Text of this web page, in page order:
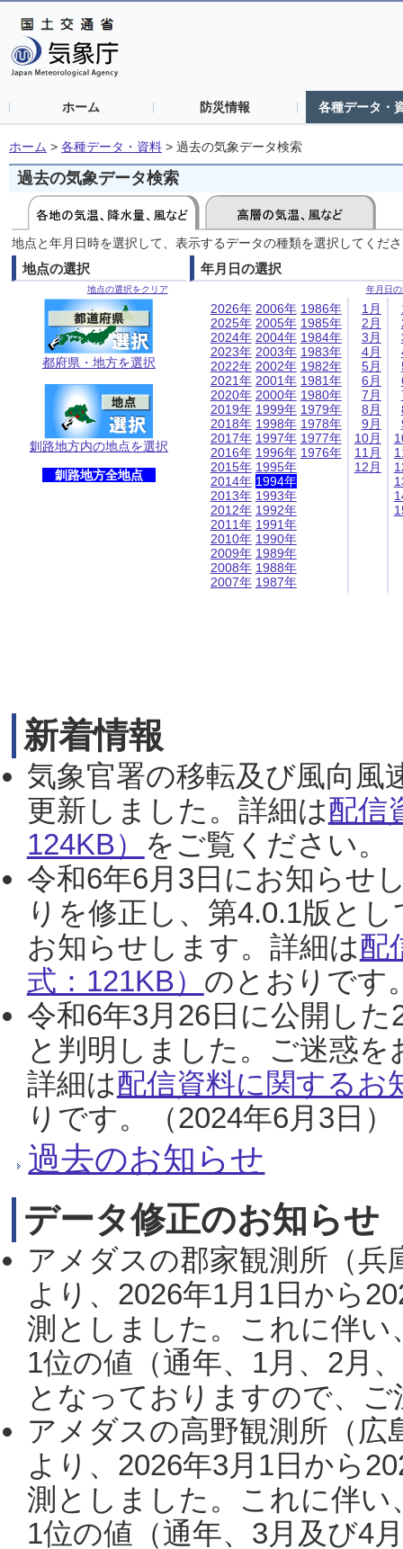
ホーム 防災情報 各種データ・
ホーム > 各種データ・資料 > 過去の気象データ検索
過去の気象データ検索
地点と年月日時を選択して、表示するデータの種類を選択してくだ
地点の選択
地点の選択をクリア
都府県・地方を選択
釧路地方内の地点を選択
釧路地方全地点
年月日の選択
年月日
2026年
2025年
2024年
2023年
2022年
2021年
2020年
2019年
2018年
2017年
2016年
2015年
2014年
2013年
2012年
2011年
2010年
2009年
2008年
2007年
2006年
2005年
2004年
2003年
2002年
2001年
2000年
1999年
1998年
1997年
1996年
1995年
1994年
1993年
1992年
1991年
1990年
1989年
1988年
1987年
1986年
1985年
1984年
1983年
1982年
1981年
1980年
1979年
1978年
1977年
1976年
1月
2月
3月
4月
5月
6月
7月
8月
9月
10月
11月
12月
新着情報
気象官署の移転及び風向風
更新しました。詳細は配信
124KB） をご覧ください。
令和6年6月3日にお知らせ
りを修正し、第4.0.1版と
お知らせします。詳細は配
式：121KB） のとおりです
令和6年3月26日に公開し
と判明しました。ご迷惑
詳細は配信資料に関するお
りです。（2024年6月3日）
過去のお知らせ
データ修正のお知らせ
アメダスの郡家観測所（
より、2026年1月1日から
測としました。これに伴い
1位の値（通年、1月、2月
となっておりますので、
アメダスの高野観測所（
より、2026年3月1日から
測としました。これに伴い
1位の値（通年、3月及び4